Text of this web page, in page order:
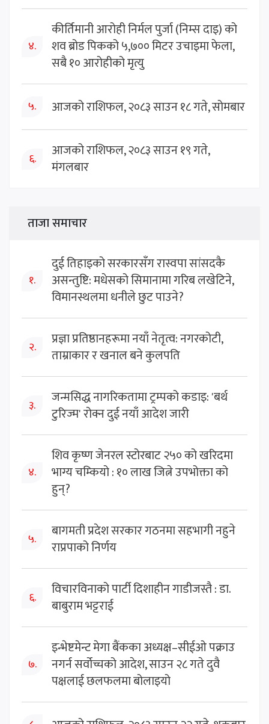
४.
कीर्तिमानी आरोही निर्मल पुर्जा (निम्स दाइ) को
शव ब्रोड पिकको ५,७०० मिटर उचाइमा फेला,
सबै १० आरोहीको मृत्यु
५. आजको राशिफल, २०८३ साउन १८ गते, सोमबार
६.
आजको राशिफल, २०८३ साउन १९ गते,
मंगलबार
ताजा समाचार
१.
दुई तिहाइको सरकारसँग रास्वपा सांसदकै
असन्तुष्टि: मधेसको सिमानामा गरिब लखेटिने,
विमानस्थलमा धनीले छुट पाउने?
२.
प्रज्ञा प्रतिष्ठानहरूमा नयाँ नेतृत्व: नगरकोटी,
ताम्राकार र खनाल बने कुलपति
३.
जन्मसिद्ध नागरिकतामा ट्रम्पको कडाइ: 'बर्थ
टुरिज्म' रोक्न दुई नयाँ आदेश जारी
४.
शिव कृष्ण जेनरल स्टोरबाट २५० को खरिदमा
भाग्य चम्कियो : १० लाख जित्ने उपभोक्ता को
हुन्?
५.
बागमती प्रदेश सरकार गठनमा सहभागी नहुने
राप्रपाको निर्णय
६.
विचारविनाको पार्टी दिशाहीन गाडीजस्तै : डा.
बाबुराम भट्टराई
७.
इन्भेष्टमेन्ट मेगा बैंकका अध्यक्ष–सीईओ पक्राउ
नगर्न सर्वोच्चको आदेश, साउन २८ गते दुवै
पक्षलाई छलफलमा बोलाइयो